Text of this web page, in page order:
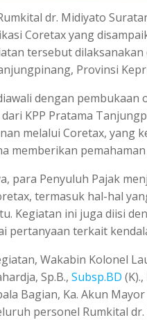
dr. Midiyato
Coretax yang
tersebut dilaksanakan
Provinsi
dengan pembukaan
KPP Pratama
melalui Coretax,
memberikan
para Penyuluh Pajak
termasuk hal-hal
Kegiatan ini juga diisi
pertanyaan terkait
Wakabin Kolonel
Sp.B., Subsp.BD
Bagian, Ka. Akun Mayor
personel Rumkital